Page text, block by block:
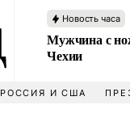
Новость часа
Мужчина с
Чехии
РОССИЯ И США